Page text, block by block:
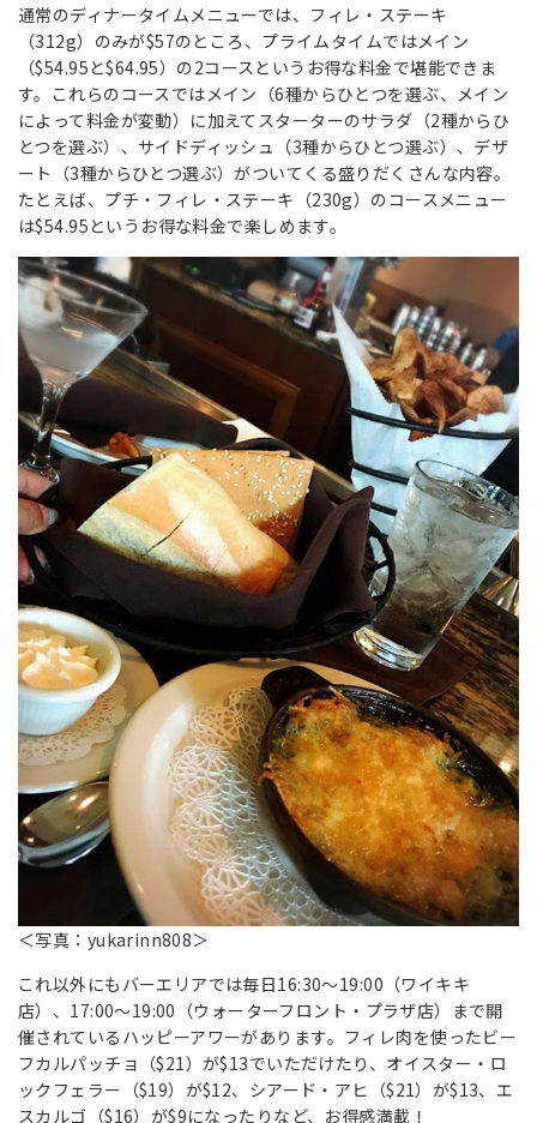
通常のディナータイムメニューでは、フィレ・ステーキ
（312g）のみが$57のところ、プライムタイムではメイン
（$54.95と$64.95）の2コースというお得な料金で堪能できま
す。これらのコースではメイン（6種からひとつを選ぶ、メイン
によって料金が変動）に加えてスターターのサラダ（2種からひ
とつを選ぶ）、サイドディッシュ（3種からひとつ選ぶ）、デザ
ート（3種からひとつ選ぶ）がついてくる盛りだくさんな内容。
たとえば、プチ・フィレ・ステーキ（230g）のコースメニュー
は$54.95というお得な料金で楽しめます。
＜写真：yukarinn808＞
これ以外にもバーエリアでは毎日16:30～19:00（ワイキキ
店）、17:00～19:00（ウォーターフロント・プラザ店）まで開
催されているハッピーアワーがあります。フィレ肉を使ったビー
フカルパッチョ（$21）が$13でいただけたり、オイスター・ロ
ックフェラー（$19）が$12、シアード・アヒ（$21）が$13、エ
スカルゴ（$16）が$9になったりなど、お得感満載！